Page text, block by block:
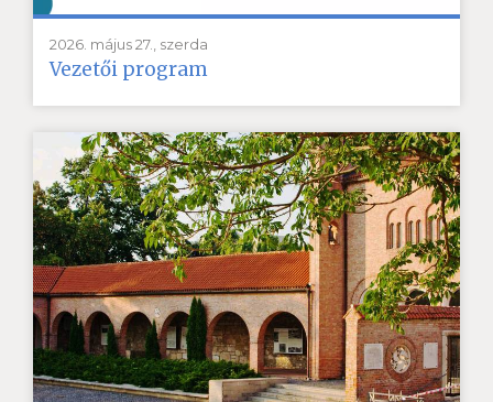
2026. május 27., szerda
Vezetői program